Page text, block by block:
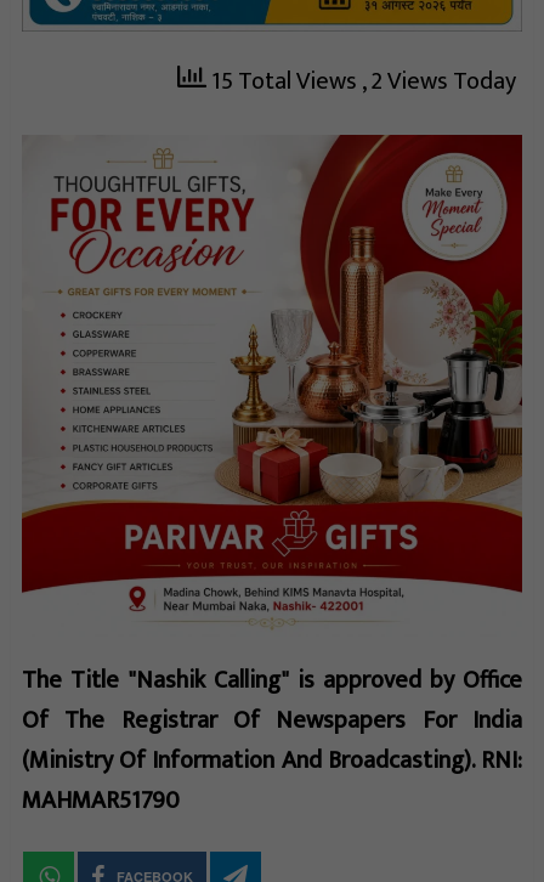
15 Total Views, 2 Views Today
The Title "Nashik Calling" is approved by Office
Of The Registrar Of Newspapers For India
(Ministry Of Information And Broadcasting). RNI:
MAHMAR51790
FACEBOOK